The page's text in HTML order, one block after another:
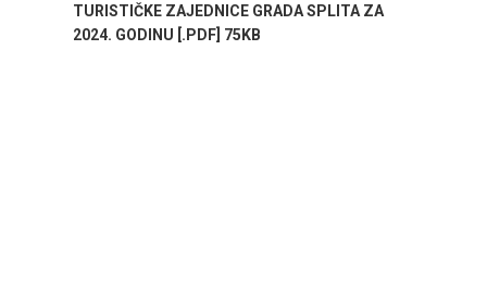
TURISTIČKE ZAJEDNICE GRADA SPLITA ZA
2024. GODINU [.PDF] 75KB